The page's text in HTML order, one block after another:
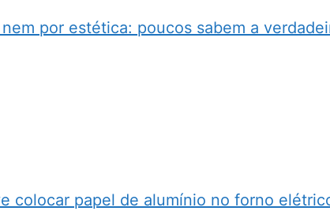
por estética: poucos sabem a
colocar papel de alumínio no forno